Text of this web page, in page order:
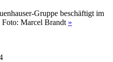
Gruppe beschäftigt im
Foto: Marcel Brandt »